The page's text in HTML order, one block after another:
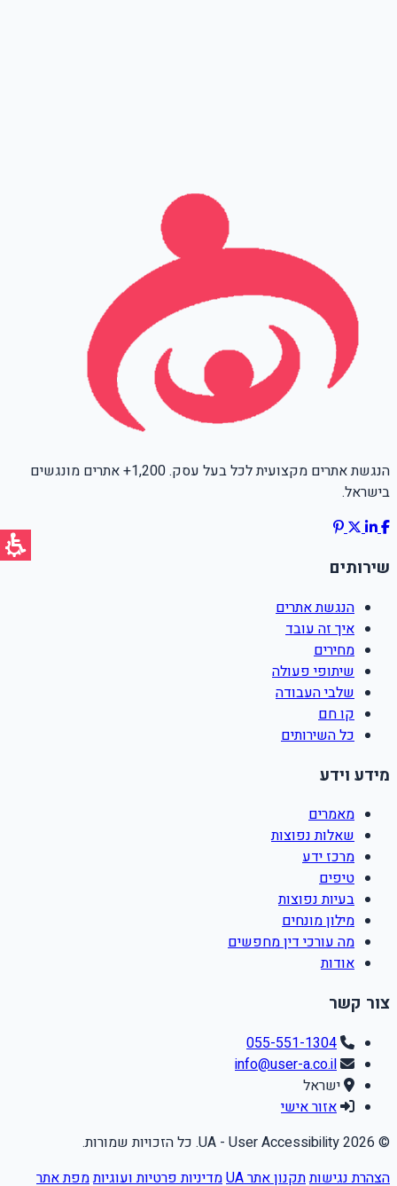
הנגשת אתרים מקצועית לכל בעל עסק. 1,200+ אתרים מונגשים
בישראל.
שירותים
הנגשת אתרים
איך זה עובד
מחירים
שיתופי פעולה
שלבי העבודה
קו חם
כל השירותים
מידע וידע
מאמרים
שאלות נפוצות
מרכז ידע
טיפים
בעיות נפוצות
מילון מונחים
מה עורכי דין מחפשים
אודות
צור קשר
055-551-1304
info@user-a.co.il
ישראל
אזור אישי
© 2026 UA - User Accessibility. כל הזכויות שמורות.
הצהרת נגישותתקנון אתר UA מדיניות פרטיות ועוגיותמפת אתר